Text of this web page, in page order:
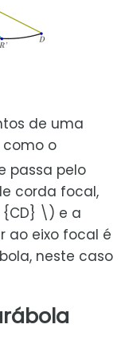
de uma
o
passa pelo
corda focal,
\) e a
ao eixo focal é
neste caso